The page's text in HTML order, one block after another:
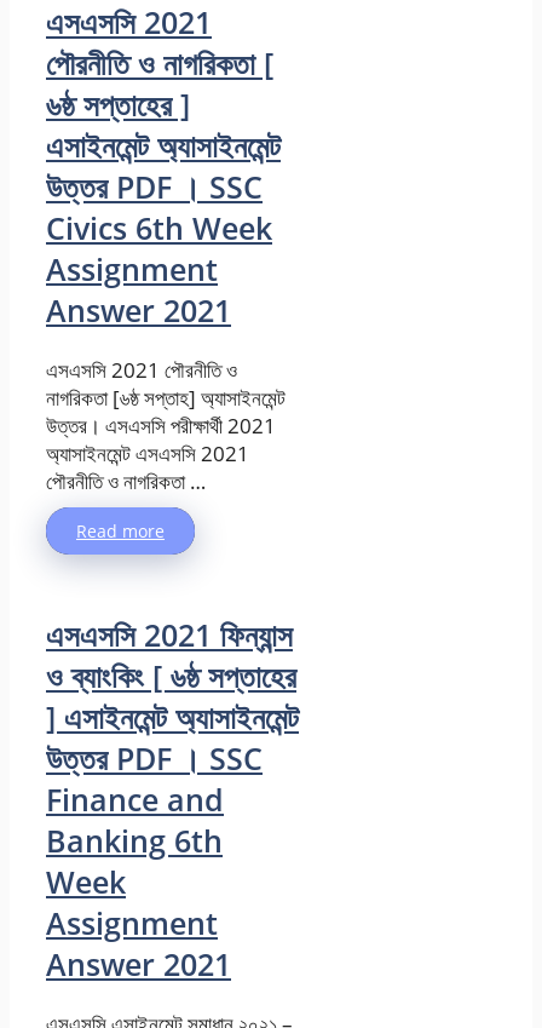
এসএসসি 2021
পৌরনীতি ও নাগরিকতা [
৬ষ্ঠ সপ্তাহের ]
এসাইনমেন্ট অ্যাসাইনমেন্ট
উত্তর PDF । SSC
Civics 6th Week
Assignment
Answer 2021
এসএসসি 2021 পৌরনীতি ও
নাগরিকতা [৬ষ্ঠ সপ্তাহ] অ্যাসাইনমেন্ট
উত্তর। এসএসসি পরীক্ষার্থী 2021
অ্যাসাইনমেন্ট এসএসসি 2021
পৌরনীতি ও নাগরিকতা …
Read more
এসএসসি 2021 ফিন্যান্স
ও ব্যাংকিং [ ৬ষ্ঠ সপ্তাহের
] এসাইনমেন্ট অ্যাসাইনমেন্ট
উত্তর PDF । SSC
Finance and
Banking 6th
Week
Assignment
Answer 2021